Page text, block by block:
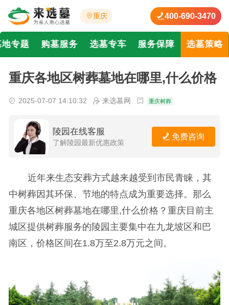
重庆 400-690-3470
地专题 购墓服务 选墓专车 服务保障 选墓策略
重庆各地区树葬墓地在哪里,什么价格
2025-07-07 14:10:32 来选墓网 重庆树葬
陵园在线客服
了解陵园最新优惠政策
免费咨询
近年来生态安葬方式越来越受到市民青睐，其
中树葬因其环保、节地的特点成为重要选择。那么
重庆各地区树葬墓地在哪里,什么价格？重庆目前主
城区提供树葬服务的陵园主要集中在九龙坡区和巴
南区，价格区间在1.8万至2.8万元之间。